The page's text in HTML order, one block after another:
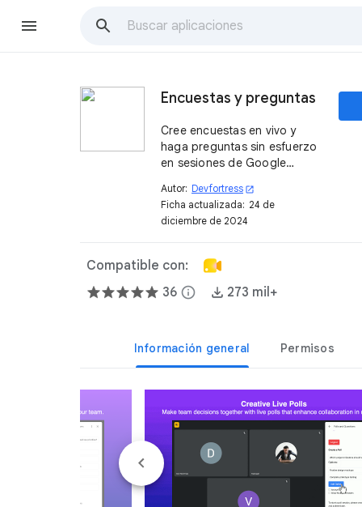
Encuestas y preguntas
Cree encuestas en vivo y
haga preguntas sin esfuerzo
en sesiones de Google
Autor: Devfortress open_in_new
Ficha actualizada: 24 de
diciembre de 2024
Compatible con:
36 info 273 mil+
Información general Permisos